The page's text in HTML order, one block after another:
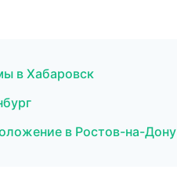
в Хабаровск
в Ростов-на-Дону